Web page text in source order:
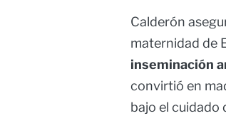
Calderón
maternidad de
inseminación
convirtió en
bajo el cuidado